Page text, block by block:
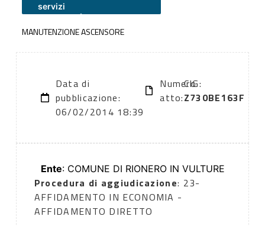
servizi
MANUTENZIONE ASCENSORE
Data di
pubblicazione:
06/02/2014 18:39
Numero
atto:
CIG:
Z730BE163F
Ente: COMUNE DI RIONERO IN VULTURE
Procedura di aggiudicazione: 23-
AFFIDAMENTO IN ECONOMIA -
AFFIDAMENTO DIRETTO